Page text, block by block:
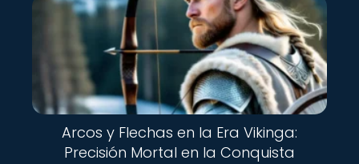
Arcos y Flechas en la Era Vikinga:
Precisión Mortal en la Conquista